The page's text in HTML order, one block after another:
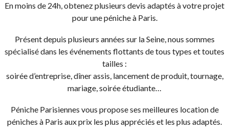
En moins de 24h, obtenez plusieurs devis adaptés à votre projet
pour une péniche à Paris.
Présent depuis plusieurs années sur la Seine, nous sommes
spécialisé dans les événements flottants de tous types et toutes
tailles :
soirée d’entreprise, dîner assis, lancement de produit, tournage,
mariage, soirée étudiante…
Péniche Parisiennes vous propose ses meilleures location de
péniches à Paris aux prix les plus appréciés et les plus adaptés.